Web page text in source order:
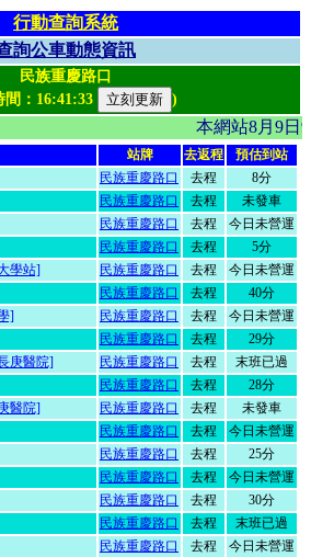
行動查詢系統
詢公車動態資訊
民族重慶路口
： 16:41:33 )
本網站8月9
站牌 去返程
預估到站
民族重慶路口 去程
8分
民族重慶路口 去程
未發車
民族重慶路口 去程
今日未營運
民族重慶路口 去程
5分
學站]
民族重慶路口 去程
今日未營運
民族重慶路口 去程
40分
]
民族重慶路口 去程
今日未營運
民族重慶路口 去程
29分
庚醫院]
民族重慶路口 去程
末班已過
民族重慶路口 去程
28分
醫院]
民族重慶路口 去程
未發車
民族重慶路口 去程
今日未營運
民族重慶路口 去程
25分
民族重慶路口 去程
今日未營運
民族重慶路口 去程
30分
民族重慶路口 去程
末班已過
民族重慶路口 去程
今日未營運